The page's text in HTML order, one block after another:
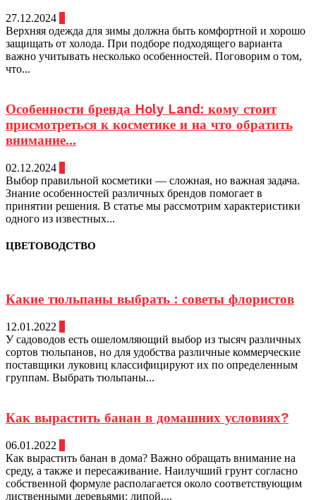
27.12.2024
Верхняя одежда для зимы должна быть комфортной и хорошо
защищать от холода. При подборе подходящего варианта
важно учитывать несколько особенностей. Поговорим о том,
что...
Особенности бренда Holy Land: кому стоит
присмотреться к косметике и на что обратить
внимание...
02.12.2024
Выбор правильной косметики — сложная, но важная задача.
Знание особенностей различных брендов помогает в
принятии решения. В статье мы рассмотрим характеристики
одного из известных...
ЦВЕТОВОДСТВО
Какие тюльпаны выбрать : советы флористов
12.01.2022
У садоводов есть ошеломляющий выбор из тысяч различных
сортов тюльпанов, но для удобства различные коммерческие
поставщики луковиц классифицируют их по определенным
группам. Выбрать тюльпаны...
Как вырастить банан в домашних условиях?
06.01.2022
Как вырастить банан в дома? Важно обращать внимание на
среду, а также и пересаживание. Наилучший грунт согласно
собственной формуле располагается около соответствующим
лиственными деревьями: липой,...